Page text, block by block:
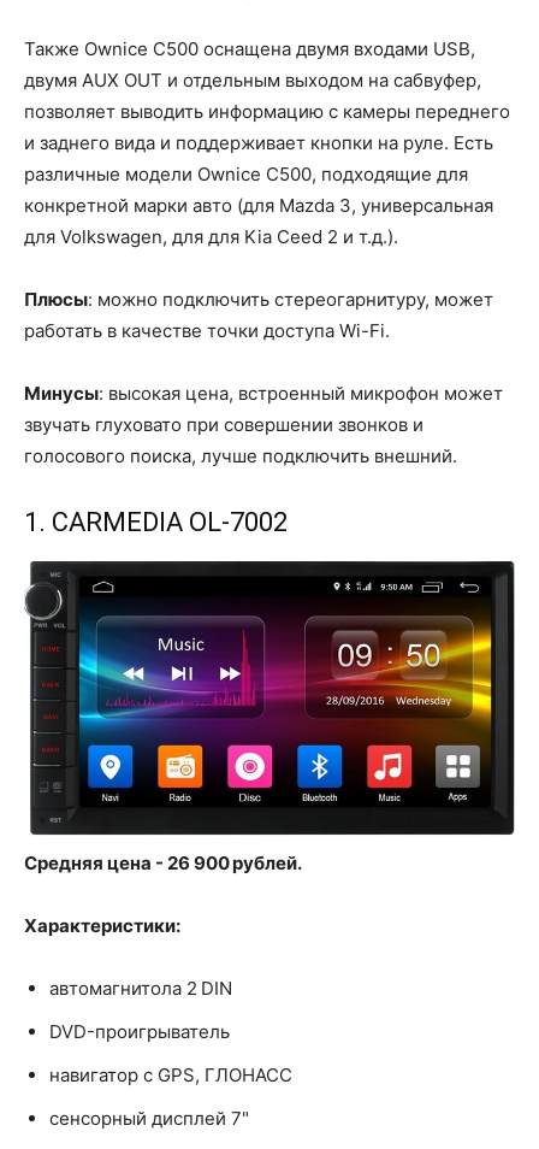
Также Ownice C500 оснащена двумя входами USB,
двумя AUX OUT и отдельным выходом на сабвуфер,
позволяет выводить информацию с камеры переднего
и заднего вида и поддерживает кнопки на руле. Есть
различные модели Ownice C500, подходящие для
конкретной марки авто (для Mazda 3, универсальная
для Volkswagen, для для Kia Ceed 2 и т.д.).
Плюсы: можно подключить стереогарнитуру, может
работать в качестве точки доступа Wi-Fi.
Минусы: высокая цена, встроенный микрофон может
звучать глуховато при совершении звонков и
голосового поиска, лучше подключить внешний.
1. CARMEDIA OL-7002
Средняя цена - 26 900 рублей.
Характеристики:
автомагнитола 2 DIN
DVD-проигрыватель
навигатор с GPS, ГЛОНАСС
сенсорный дисплей 7"